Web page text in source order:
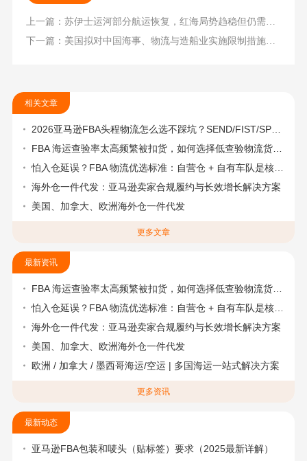
上一篇：苏伊士运河部分航运恢复，红海局势趋稳但仍需谨慎
下一篇：美国拟对中国海事、物流与造船业实施限制措施引争议
相关文章
2026亚马逊FBA头程物流怎么选不踩坑？SEND/FIST/SPN官方认证物流商，只有这家敢承诺“准达率第一”
FBA 海运查验率太高频繁被扣货，如何选择低查验物流货代？
怕入仓延误？FBA 物流优选标准：自营仓 + 自有车队是核心硬指标
海外仓一件代发：亚马逊卖家合规履约与长效增长解决方案
美国、加拿大、欧洲海外仓一件代发
更多文章
最新资讯
FBA 海运查验率太高频繁被扣货，如何选择低查验物流货代？
怕入仓延误？FBA 物流优选标准：自营仓 + 自有车队是核心硬指标
海外仓一件代发：亚马逊卖家合规履约与长效增长解决方案
美国、加拿大、欧洲海外仓一件代发
欧洲 / 加拿大 / 墨西哥海运/空运 | 多国海运一站式解决方案
更多资讯
最新动态
亚马逊FBA包装和唛头（贴标签）要求（2025最新详解）